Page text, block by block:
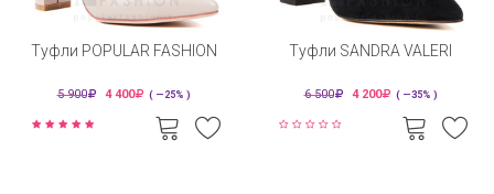
Туфли POPULAR FASHION
5 900 4 400 ( —25% )
Туфли SANDRA VALERI
6 500 4 200 ( —35% )